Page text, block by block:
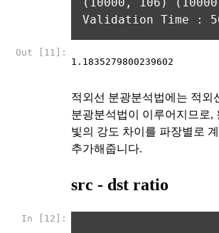
3. 청약철회 등의 경우 공급받은 재화 및 서비
요한 비용은 이용자가 부담한다. “사이트”는
회 등을 이유로 위약금 또는 손해배상을 청구
재화 및 서비스 등의 내용이 표시·광고 내용과
용과 다르게 이행되어 청약철회 등을 하는 경
제 17 조 (서비스 제공의 중지)
"회사"는 다음 각호에 해당하는 경우 서비스의
1. 설비의 보수 등 "회사"의 필요에 의해 사전
2. 기간통신사업자가 전기통신서비스 제공을
하지 않은 경우, 이메일(또는 페이스북 등 외
을 통해 이용자가 설정한 계정 정보)를 "휴면
해당 계정의 이용을 중지할 수 있습니다. 이
계정 처리 예정일"로부터 30일 이전에 해당사
면, SMS 중 하나의 방법으로 사전 통지하며
트" 이용이 가능합니다.
7. 개인정보 파기절차 및 파기방법
이 파기하고 있습니다. 단, 이용자에게 개인
의무를 부과하는 경우에는 해당 기간 동안
보관합니다.